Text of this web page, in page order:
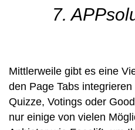
7.
Mittlerweile gibt es eine
den Page Tabs
Quizze, Votings oder
nur einige von vielen